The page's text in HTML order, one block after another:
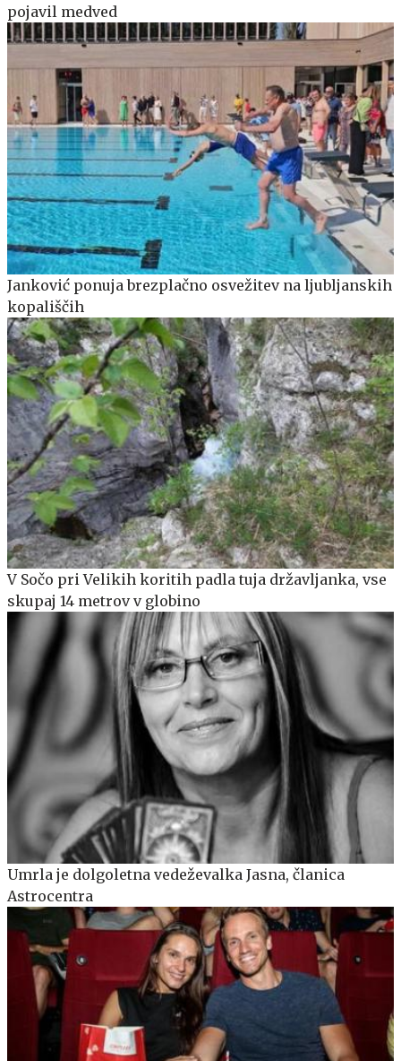
pojavil medved
Janković ponuja brezplačno osvežitev na ljubljanskih
kopališčih
V Sočo pri Velikih koritih padla tuja državljanka, vse
skupaj 14 metrov v globino
Umrla je dolgoletna vedeževalka Jasna, članica
Astrocentra